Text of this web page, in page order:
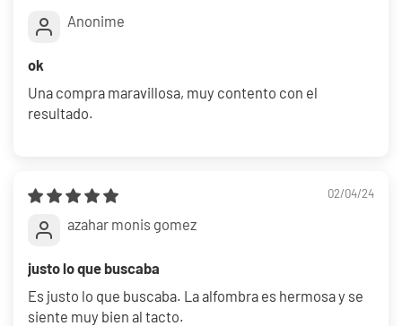
Anonime
ok
Una compra maravillosa, muy contento con el
resultado.
02/04/24
azahar monis gomez
justo lo que buscaba
Es justo lo que buscaba. La alfombra es hermosa y se
siente muy bien al tacto.